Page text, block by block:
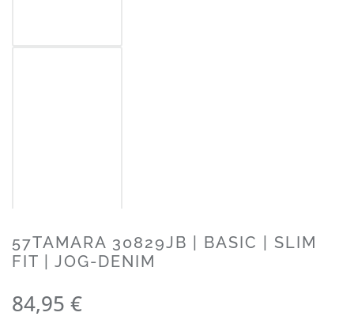
57TAMARA 30829JB | BASIC | SLIM
FIT | JOG-DENIM
Regulärer Preis:
84,95 €